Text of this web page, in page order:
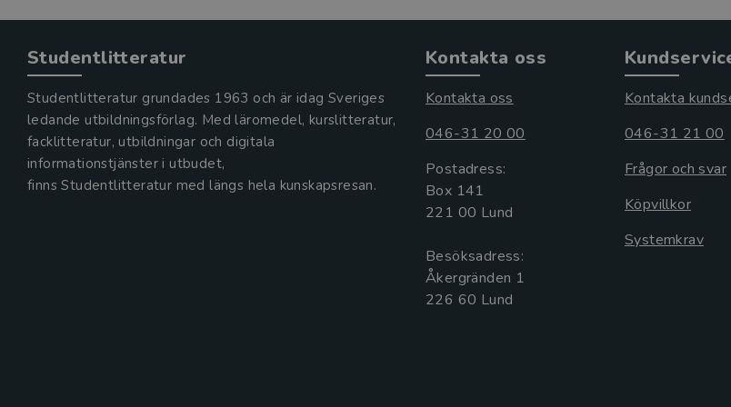
Studentlitteratur
Studentlitteratur grundades 1963 och är idag Sveriges
ledande utbildningsförlag. Med läromedel, kurslitteratur,
facklitteratur, utbildningar och digitala
informationstjänster i utbudet,
finns Studentlitteratur med längs hela kunskapsresan.
Kontakta oss
Kontakta oss
046-31 20 00
Postadress:
Box 141
221 00 Lund
Besöksadress:
Åkergränden 1
Kontakta
046-31 21 00
Frågor och svar
Köpvillkor
Systemkrav